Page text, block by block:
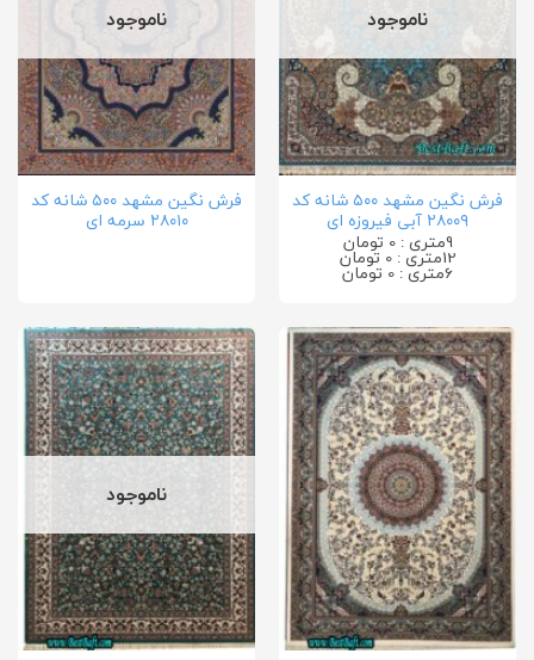
ناموجود
فرش نگین مشهد ۵۰۰ شانه کد
۲۸۰۰۹ آبی فیروزه ای
9متری : 0 تومان
12متری : 0 تومان
6متری : 0 تومان
ناموجود
فرش نگین مشهد ۵۰۰ شانه کد
۲۸۰۱۰ سرمه ای
ناموجود